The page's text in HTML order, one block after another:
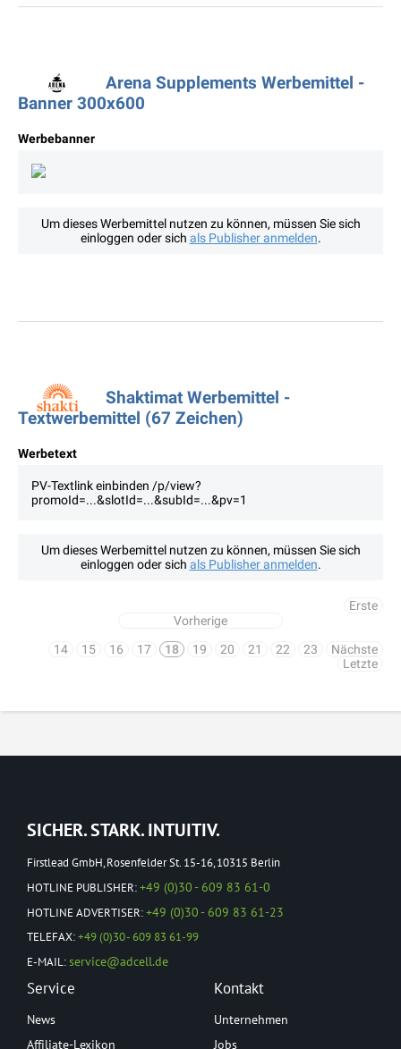
Arena Supplements Werbemittel -
Banner 300x600
Werbebanner
Um dieses Werbemittel nutzen zu können, müssen Sie sich
einloggen oder sich als Publisher anmelden.
Shaktimat Werbemittel -
Textwerbemittel (67 Zeichen)
Werbetext
PV-Textlink einbinden /p/view?
promoId=...&slotId=...&subId=...&pv=1
Um dieses Werbemittel nutzen zu können, müssen Sie sich
einloggen oder sich als Publisher anmelden.
Erste
Vorherige
14
15 16 17 18 19 20 21 22 23
Nächste
Letzte
SICHER. STARK. INTUITIV.
Firstlead GmbH, Rosenfelder St. 15-16, 10315 Berlin
HOTLINE PUBLISHER:+49 (0)30 - 609 83 61-0
HOTLINE ADVERTISER:+49 (0)30 - 609 83 61-23
TELEFAX:+49 (0)30 - 609 83 61-99
E-MAIL:service@adcell.de
Service
News
Affiliate-Lexikon
Kontakt
Unternehmen
Jobs